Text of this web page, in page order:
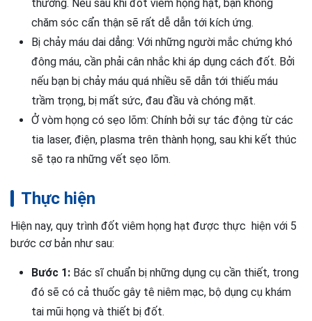
thường. Nếu sau khi đốt viêm họng hạt, bạn không
chăm sóc cẩn thận sẽ rất dễ dẫn tới kích ứng.
Bị chảy máu dai dẳng: Với những người mắc chứng khó
đông máu, cần phải cân nhắc khi áp dụng cách đốt. Bởi
nếu bạn bị chảy máu quá nhiều sẽ dẫn tới thiếu máu
trầm trọng, bị mất sức, đau đầu và chóng mặt.
Ở vòm họng có sẹo lõm: Chính bởi sự tác động từ các
tia laser, điện, plasma trên thành họng, sau khi kết thúc
sẽ tạo ra những vết sẹo lõm.
Thực hiện
Hiện nay, quy trình đốt viêm họng hạt được thực hiện với 5
bước cơ bản như sau:
Bước 1: Bác sĩ chuẩn bị những dụng cụ cần thiết, trong
đó sẽ có cả thuốc gây tê niêm mạc, bộ dụng cụ khám
tai mũi họng và thiết bị đốt.